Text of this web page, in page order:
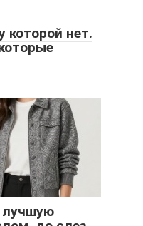
которой нет.
лучшую